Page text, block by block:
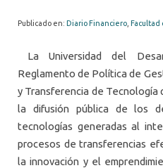
Publicado en: Diario Financiero Facultad
La Universidad del
Reglamento de Política de
y Transferencia de
la difusión pública de los
tecnologías generadas al
procesos de transferencias
la innovación y el